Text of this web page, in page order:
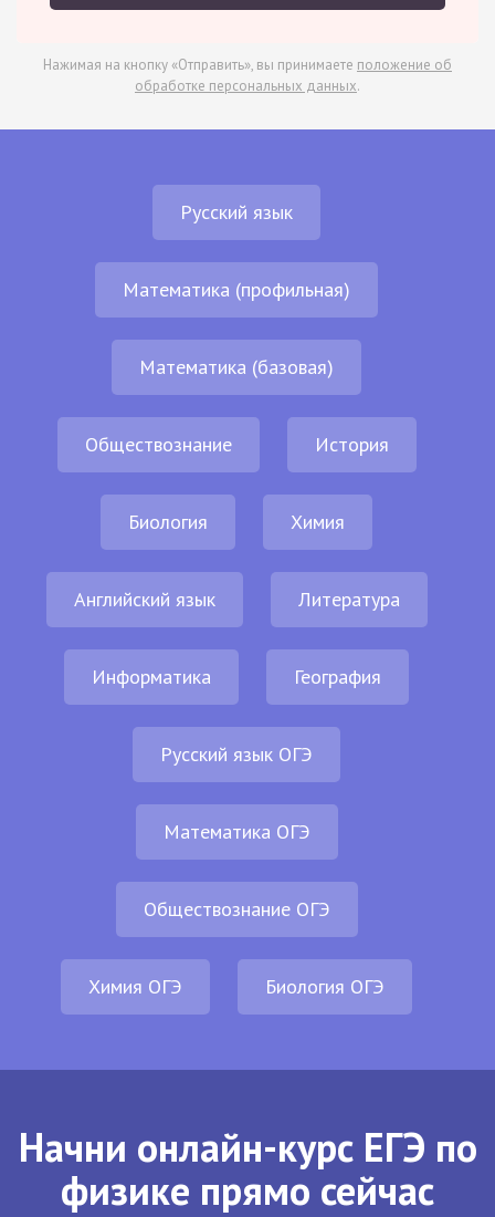
Нажимая на кнопку «Отправить», вы принимаете положение об
обработке персональных данных.
Русский язык
Математика (профильная)
Математика (базовая)
Обществознание История
Биология Химия
Английский язык Литература
Информатика География
Русский язык ОГЭ
Математика ОГЭ
Обществознание ОГЭ
Химия ОГЭ Биология ОГЭ
Начни онлайн-курс ЕГЭ по
физике прямо сейчас